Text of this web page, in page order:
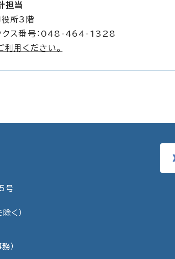
担当
所3階
ス番号：048-464-1328
用ください。
号
く）
）